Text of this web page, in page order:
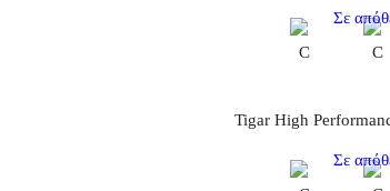
Σε
C
C
Tigar High
Σε